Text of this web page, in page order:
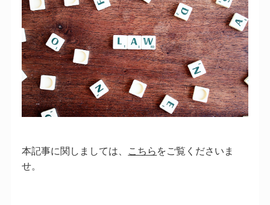
本記事に関しましては、 こちら をご覧くださいま
せ。